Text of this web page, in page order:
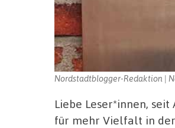
Nordstadtblogger-Redaktion |
Liebe Leser*innen,
für mehr Vielfalt in